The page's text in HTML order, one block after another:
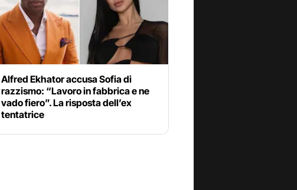
Alfred Ekhator accusa Sofia di
razzismo: “Lavoro in fabbrica e ne
vado fiero”. La risposta dell’ex
tentatrice